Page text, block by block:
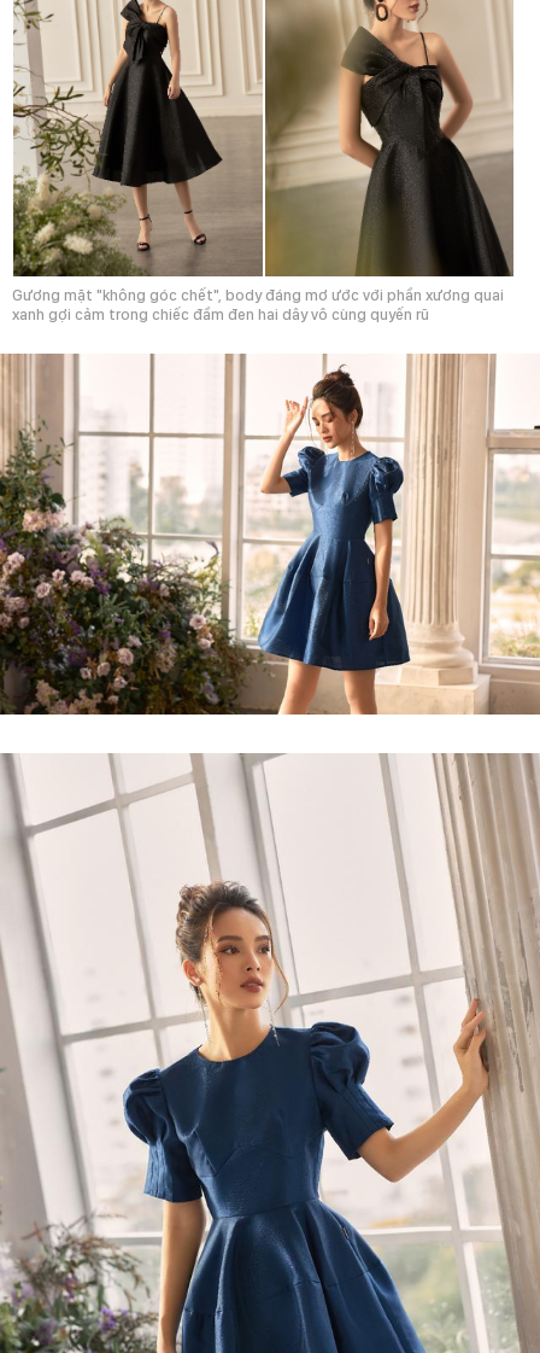
Gương mặt "không góc chết", body đáng mơ ước với phần xương quai
xanh gợi cảm trong chiếc đầm đen hai dây vô cùng quyến rũ